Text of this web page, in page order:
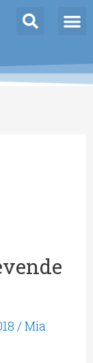
/Mia